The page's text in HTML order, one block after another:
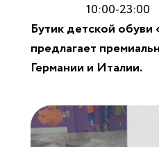
10:00-23:00
Бутик детской
предлагает
Германии и Италии.